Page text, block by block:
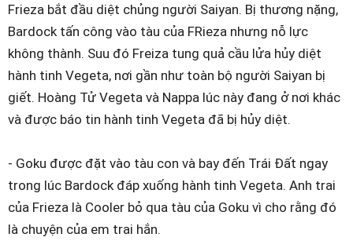
Frieza bắt đầu diệt chủng người Saiyan. Bị thương nặng,
Bardock tấn công vào tàu của FRieza nhưng nỗ lực
không thành. Suu đó Freiza tung quả cầu lửa hủy diệt
hành tinh Vegeta, nơi gần như toàn bộ người Saiyan bị
giết. Hoàng Tử Vegeta và Nappa lúc này đang ở nơi khác
và được báo tin hành tinh Vegeta đã bị hủy diệt.
- Goku được đặt vào tàu con và bay đến Trái Đất ngay
trong lúc Bardock đáp xuống hành tinh Vegeta. Anh trai
của Frieza là Cooler bỏ qua tàu của Goku vì cho rằng đó
là chuyện của em trai hắn.